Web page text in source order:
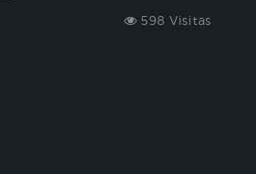
598 Visitas